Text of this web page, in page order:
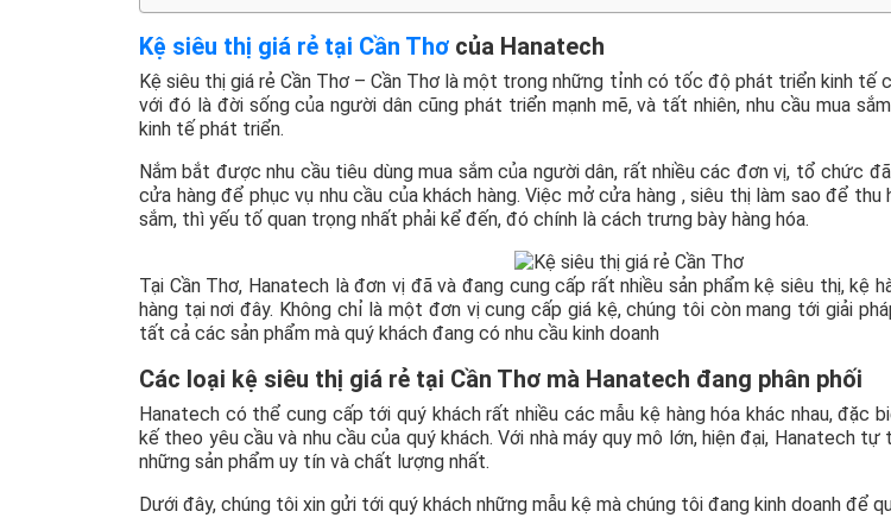
Kệ siêu thị giá rẻ tại Cần Thơ của Hanatech
Kệ siêu thị giá rẻ Cần Thơ – Cần Thơ là một trong những tỉnh có tốc độ phát triển kinh tế
với đó là đời sống của người dân cũng phát triển mạnh mẽ, và tất nhiên, nhu cầu mua
kinh tế phát triển.
Nắm bắt được nhu cầu tiêu dùng mua sắm của người dân, rất nhiều các đơn vị, tổ chức
cửa hàng để phục vụ nhu cầu của khách hàng. Việc mở cửa hàng , siêu thị làm sao để
sắm, thì yếu tố quan trọng nhất phải kể đến, đó chính là cách trưng bày hàng hóa.
Tại Cần Thơ, Hanatech là đơn vị đã và đang cung cấp rất nhiều sản phẩm kệ siêu thị, kệ
hàng tại nơi đây. Không chỉ là một đơn vị cung cấp giá kệ, chúng tôi còn mang tới giải
tất cả các sản phẩm mà quý khách đang có nhu cầu kinh doanh
Các loại kệ siêu thị giá rẻ tại Cần Thơ mà Hanatech đang phân phối
Hanatech có thể cung cấp tới quý khách rất nhiều các mẫu kệ hàng hóa khác nhau, đặc
kế theo yêu cầu và nhu cầu của quý khách. Với nhà máy quy mô lớn, hiện đại, Hanatech
những sản phẩm uy tín và chất lượng nhất.
Dưới đây, chúng tôi xin gửi tới quý khách những mẫu kệ mà chúng tôi đang kinh doanh để